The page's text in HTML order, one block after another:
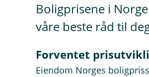
Boligprisene i
våre beste råd til
Forventet
Eiendom Norges